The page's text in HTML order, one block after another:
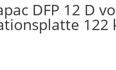
DFP 12 D
122